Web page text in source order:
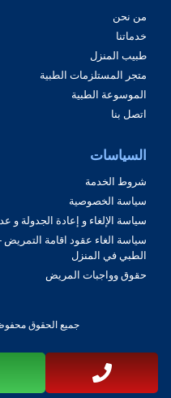
من نحن
خدماتنا
طبيب المنزل
متجر المستلزمات الطبية
الموسوعة الطبية
اتصل بنا
السياسات
شروط الخدمة
سياسة الخصوصية
سياسة الإلغاء و إعادة الجدولة و
سياسة الغاء عقود اقامة التمريض
الطبي في المنزل
حقوق وواجبات المريض
جميع الحقوق